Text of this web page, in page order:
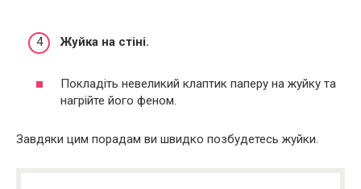
Жуйка на стіні.
Покладіть невеликий клаптик паперу на жуйку та
нагрійте його феном.
Завдяки цим порадам ви швидко позбудетесь жуйки.